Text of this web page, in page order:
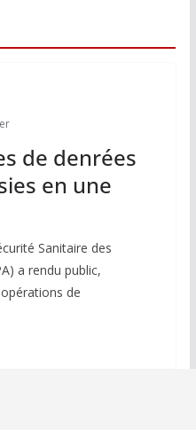
de denrées
en une
Sanitaire des
a rendu public,
de